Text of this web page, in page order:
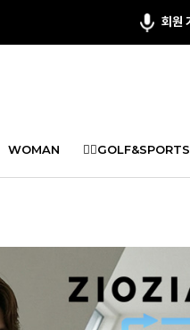
WOMAN 🏌️‍♂️GOLF&SPORTS